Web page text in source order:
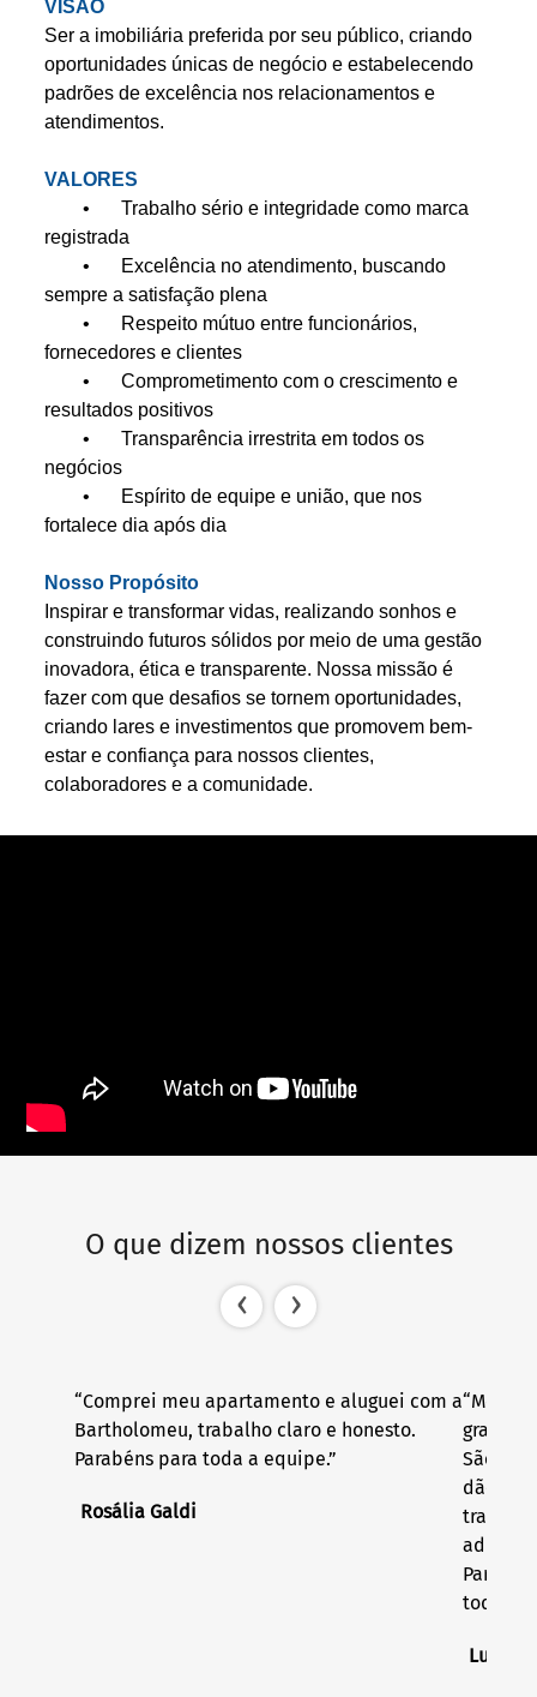
VISÃO
Ser a imobiliária preferida por seu público, criando
oportunidades únicas de negócio e estabelecendo
padrões de excelência nos relacionamentos e
atendimentos.
VALORES
•
Trabalho sério e integridade como marca
registrada
•
Excelência no atendimento, buscando
sempre a satisfação plena
•
Respeito mútuo entre funcionários,
fornecedores e clientes
•
Comprometimento com o crescimento e
resultados positivos
•
Transparência irrestrita em todos os
negócios
•
Espírito de equipe e união, que nos
fortalece dia após dia
Nosso Propósito
Inspirar e transformar vidas, realizando sonhos e
construindo futuros sólidos por meio de uma gestão
inovadora, ética e transparente. Nossa missão é
fazer com que desafios se tornem oportunidades,
criando lares e investimentos que promovem bem-
estar e confiança para nossos clientes,
colaboradores e a comunidade.
O que dizem nossos clientes
‹ ›
“Comprei meu apartamento e aluguei com a
Bartholomeu, trabalho claro e honesto.
Parabéns para toda a equipe.”
Rosália Galdi
“Meu
São
dão
todos!”
Luiz